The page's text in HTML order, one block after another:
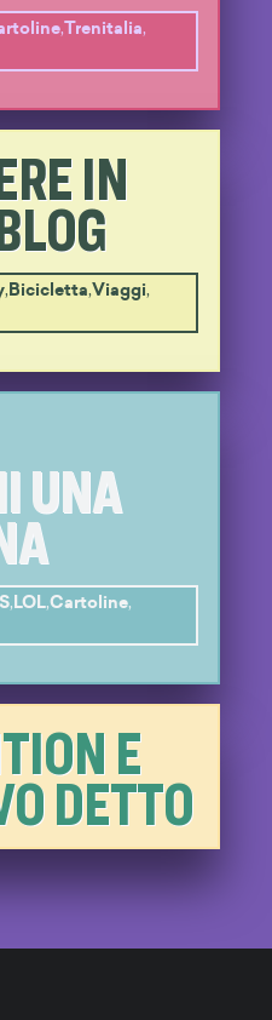
, Trenitalia,
IN
,Bicicletta,Viaggi,
UNA
,LOL,Cartoline,
E
DETTO